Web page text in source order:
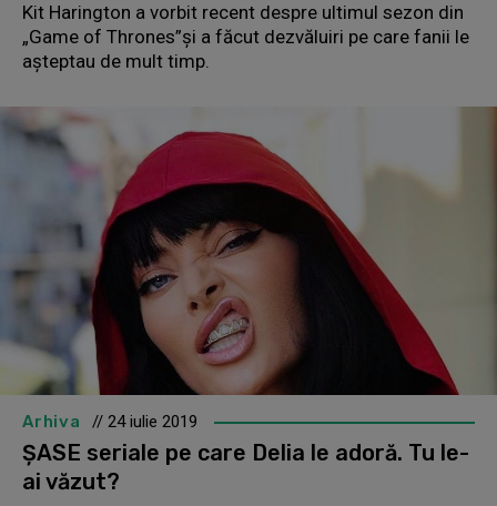
Kit Harington a vorbit recent despre ultimul sezon din
„Game of Thrones”și a făcut dezvăluiri pe care fanii le
așteptau de mult timp.
Arhiva // 24 iulie 2019
ȘASE seriale pe care Delia le adoră. Tu le-
ai văzut?